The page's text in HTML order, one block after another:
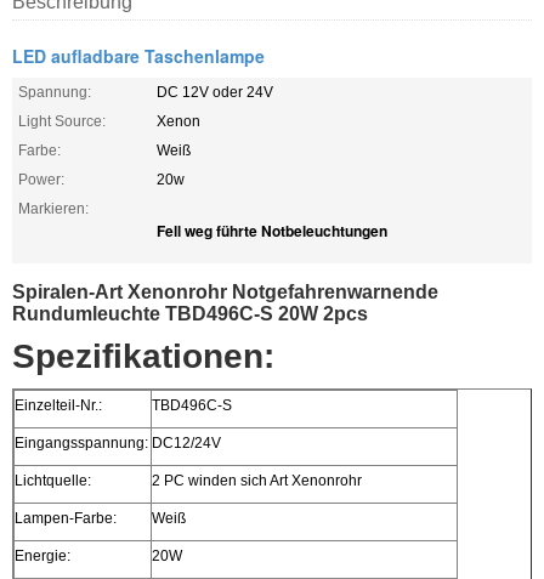
LED aufladbare Taschenlampe
Spannung:
DC 12V oder 24V
Light Source:
Xenon
Farbe:
Weiß
Power:
20w
Markieren:
Fell weg führte Notbeleuchtungen
Spiralen-Art Xenonrohr Notgefahrenwarnende
Rundumleuchte TBD496C-S 20W 2pcs
Spezifikationen:
Einzelteil-Nr.: TBD496C-S
Eingangsspannung: DC12/24V
Lichtquelle: 2 PC winden sich Art Xenonrohr
Lampen-Farbe: Weiß
Energie: 20W